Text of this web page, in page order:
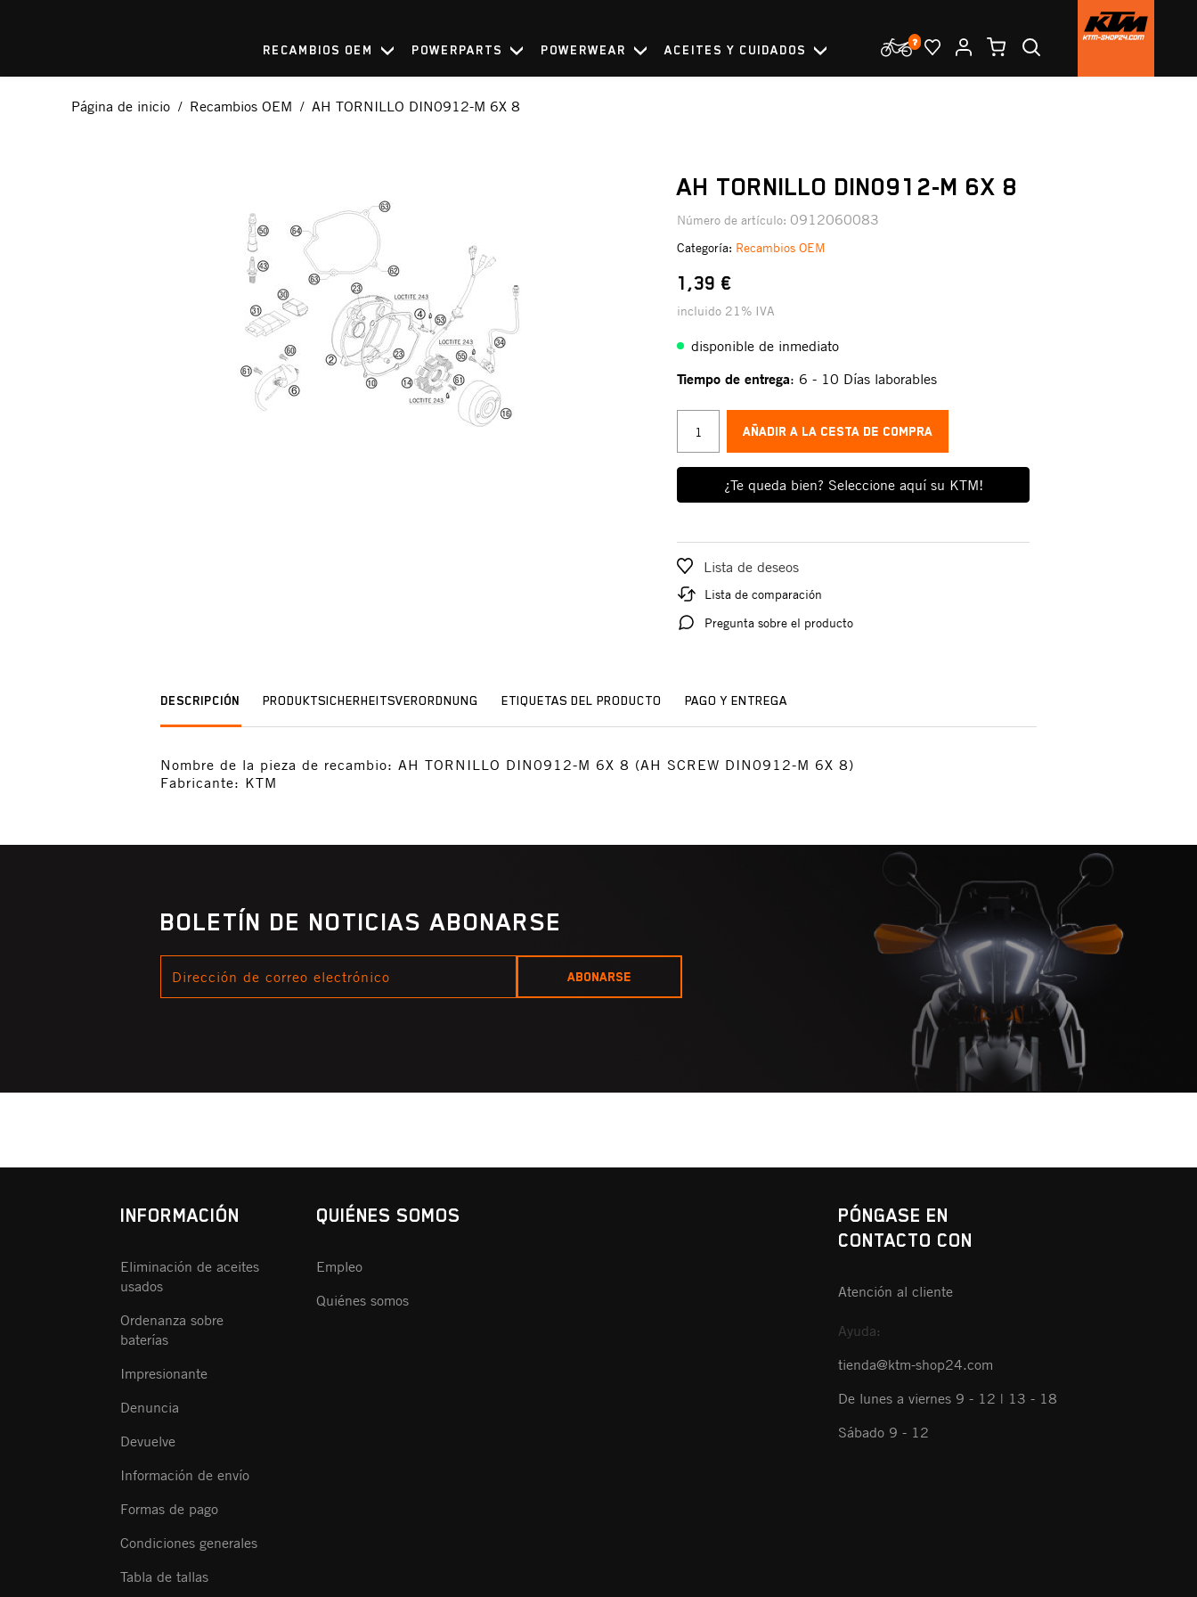
RECAMBIOS OEM POWERPARTS POWERWEAR ACEITES Y CUIDADOS
Página de inicio Recambios OEM AH TORNILLO DIN0912-M 6X 8
AH TORNILLO DIN0912-M 6X 8
Número de artículo: 0912060083
Categoría: Recambios OEM
1,39 €
incluido 21% IVA
disponible de inmediato
Tiempo de entrega: 6 - 10 Días laborables
¿Te queda bien? Seleccione aquí su KTM!
AÑADIR A LA CESTA DE COMPRA
Lista de deseos
Lista de comparación
Pregunta sobre el producto
DESCRIPCIÓN PRODUKTSICHERHEITSVERORDNUNG ETIQUETAS DEL PRODUCTO PAGO Y ENTREGA
Nombre de la pieza de recambio: AH TORNILLO DIN0912-M 6X 8 (AH SCREW DIN0912-M 6X 8)
Fabricante: KTM
BOLETÍN DE NOTICIAS ABONARSE
ABONARSE
INFORMACIÓN
Eliminación de aceites
usados
Ordenanza sobre
baterías
Impresionante
Denuncia
Devuelve
Información de envío
Formas de pago
Condiciones generales
Tabla de tallas
QUIÉNES SOMOS
Empleo
Quiénes somos
PÓNGASE EN
CONTACTO CON
Atención al cliente
Ayuda:
tienda@ktm-shop24.com
De lunes a viernes 9 - 12 | 13 - 18
Sábado 9 - 12